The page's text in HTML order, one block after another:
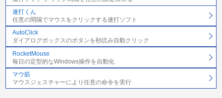
速打くん
任意の間隔でマウスをクリックする連打ソフト
AutoClick
ダイアログボックスのボタンを秒読み自動クリック
RocketMouse
毎日の定型的なWindows操作を自動化
マウ筋
マウスジェスチャーにより任意の命令を実行